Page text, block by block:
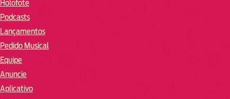
Holofote
Podcasts
Lançamentos
Pedido Musical
Equipe
Anuncie
Aplicativo